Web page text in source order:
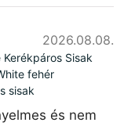
2026.08.08.
Kerékpáros Sisak
fehér
sisak
és nem